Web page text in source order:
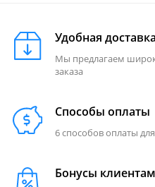
Удобная доставка
Мы предлагаем
заказа
Способы оплаты
6 способов оплаты
Бонусы клиентам